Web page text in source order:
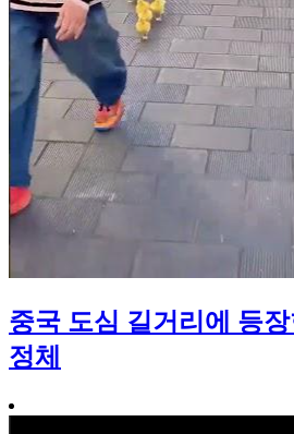
중국 도심 길거리에 등장
정체